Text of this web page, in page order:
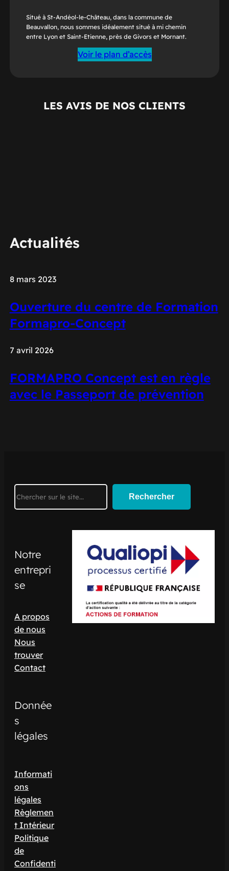
Situé à St-Andéol-le-Château, dans la commune de
Beauvallon, nous sommes idéalement situé à mi chemin
entre Lyon et Saint-Etienne, près de Givors et Mornant.
Voir le plan d’accès
LES AVIS DE NOS CLIENTS
Actualités
8 mars 2023
Ouverture du centre de Formation
Formapro-Concept
7 avril 2026
FORMAPRO Concept est en règle
avec le Passeport de prévention
Rechercher
Notre
entrepri
se
A propos
de nous
Nous
trouver
Contact
Donnée
s
légales
Informati
ons
légales
Règlemen
t Intérieur
Politique
de
Confidenti